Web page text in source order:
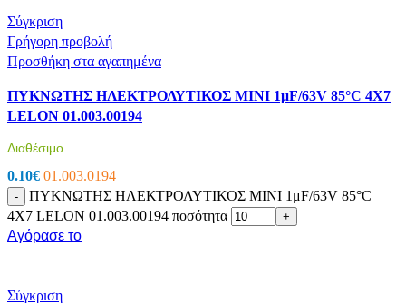
Σύγκριση
Γρήγορη προβολή
Προσθήκη στα αγαπημένα
ΠΥΚΝΩΤΗΣ ΗΛΕΚΤΡΟΛΥΤΙΚΟΣ MINI 1μF/63V 85°C 4X7
LELON 01.003.00194
Διαθέσιμο
0.10€ 01.003.0194
-
ΠΥΚΝΩΤΗΣ ΗΛΕΚΤΡΟΛΥΤΙΚΟΣ MINI 1μF/63V 85°C
4X7 LELON 01.003.00194 ποσότητα
+
Αγόρασε το
Σύγκριση